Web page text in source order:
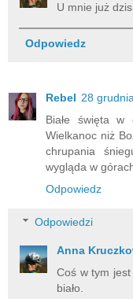
U mnie już
Odpowiedz
Rebel 28
Białe święta w
Wielkanoc niż
chrupania
wygląda w
Odpowiedz
Odpowiedzi
Anna
Coś w tym
biało.